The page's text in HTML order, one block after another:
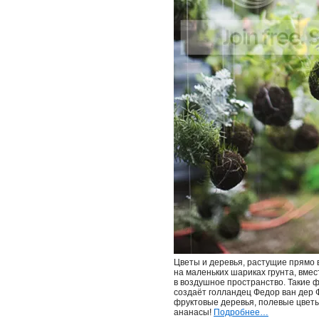
Цветы и деревья, растущие
на маленьких шариках грунта,
в воздушное пространство. Такие
создаёт голландец Федор ван дер
фруктовые деревья, полевые
ананасы! Подробнее…